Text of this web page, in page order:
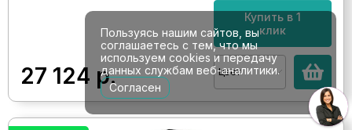
27 124 р.
Купить в 1
клик
Цвет
Пользуясь нашим сайтов, вы
соглашаетесь с тем, что мы
используем cookies и передачу
данных службам веб-аналитики.
Согласен